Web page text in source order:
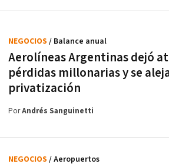
Aerolíneas Argentinas dejó
pérdidas millonarias y se
privatización
NEGOCIOS / Balance anual
PorAndrés Sanguinetti
NEGOCIOS / Aeropuertos